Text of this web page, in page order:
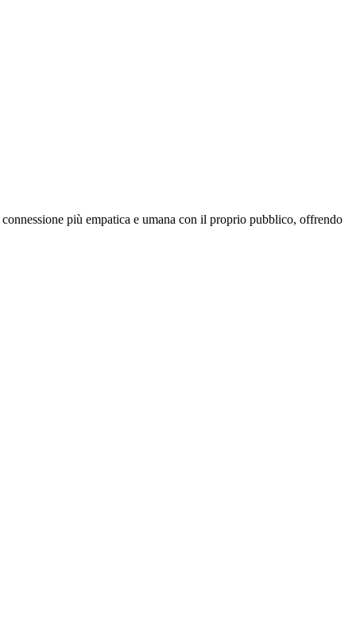
più empatica e umana con il proprio pubblico, offrendo